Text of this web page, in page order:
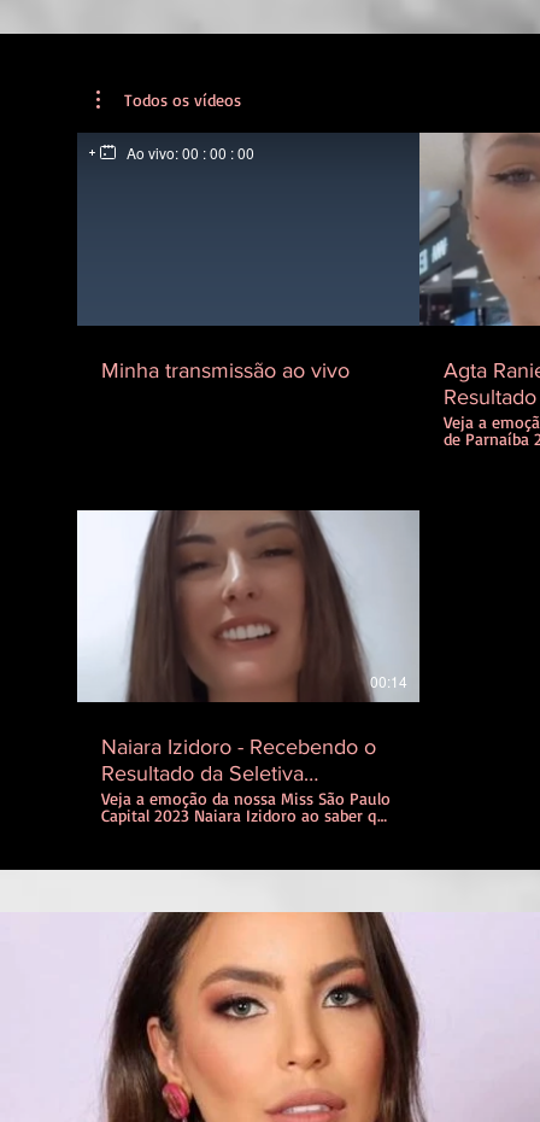
Todos os vídeos
Ao vivo:00 : 00 : 00
Minha transmissão ao vivo
Agta
Veja a
de Parnaíba
00:14
Naiara Izidoro - Recebendo o
Resultado da Seletiva
MUSP2023
Veja a emoção da nossa Miss São Paulo
Capital 2023 Naiara Izidoro ao saber que
foi selecionada para participar do
Paulo.